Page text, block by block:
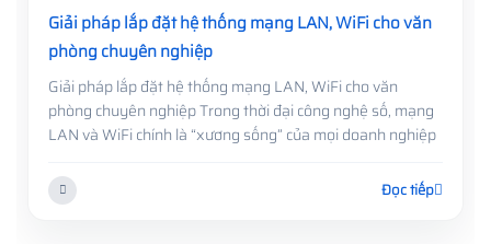
Giải pháp lắp đặt hệ thống mạng LAN, WiFi cho văn
phòng chuyên nghiệp
Giải pháp lắp đặt hệ thống mạng LAN, WiFi cho văn
phòng chuyên nghiệp Trong thời đại công nghệ số, mạng
LAN và WiFi chính là “xương sống” của mọi doanh nghiệp
Đọc tiếp